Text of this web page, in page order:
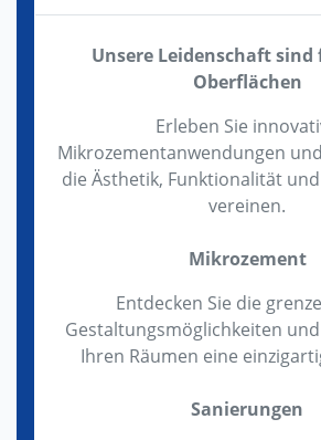
Unsere Leidenschaft sind
Oberflächen
Erleben Sie
Mikrozementanwendungen
die Ästhetik, Funktionalität
vereinen.
Mikrozement
Entdecken Sie die
Gestaltungsmöglichkeiten
Ihren Räumen eine
Sanierungen